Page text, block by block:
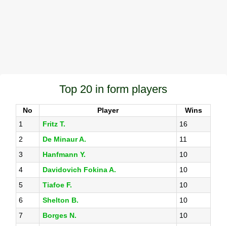
Top 20 in form players
No Player
Wins
1
Fritz T.
16
2
De Minaur A.
11
3
Hanfmann Y.
10
4
Davidovich Fokina A.
10
5
Tiafoe F.
10
6
Shelton B.
10
7
Borges N.
10